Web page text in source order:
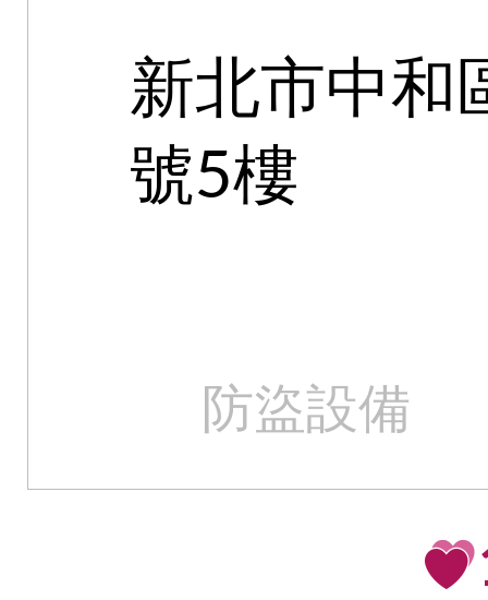
新北市中和
號5樓
防盜設備